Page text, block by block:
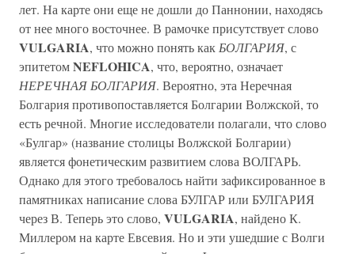
лет. На карте они еще не дошли до Паннонии, находясь
от нее много восточнее. В рамочке присутствует слово
VULGARIA, что можно понять какБОЛГАРИЯ, с
эпитетомNEFLOHICA, что, вероятно, означает
НЕРЕЧНАЯ БОЛГАРИЯ. Вероятно, эта Неречная
Болгария противопоставляется Болгарии Волжской, то
есть речной. Многие исследователи полагали, что слово
«Булгар» (название столицы Волжской Болгарии)
является фонетическим развитием слова ВОЛГАРЬ.
Однако для этого требовалось найти зафиксированное в
памятниках написание слова БУЛГАР или БУЛГАРИЯ
через В. Теперь это слово, VULGARIA, найдено К.
Миллером на карте Евсевия. Но и эти ушедшие с Волги